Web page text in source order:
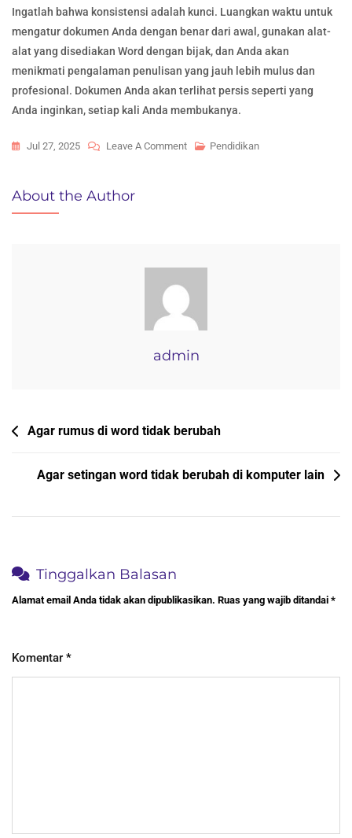
Ingatlah bahwa konsistensi adalah kunci. Luangkan waktu untuk
mengatur dokumen Anda dengan benar dari awal, gunakan alat-
alat yang disediakan Word dengan bijak, dan Anda akan
menikmati pengalaman penulisan yang jauh lebih mulus dan
profesional. Dokumen Anda akan terlihat persis seperti yang
Anda inginkan, setiap kali Anda membukanya.
Jul 27, 2025 Leave A CommentOn
Tidak
Berubah
Pendidikan
About the Author
admin
Navigasi
Agar rumus di word tidak berubah
Agar setingan word tidak berubah di komputer lain
Tinggalkan Balasan
Alamat email Anda tidak akan dipublikasikan. Ruas yang wajib ditandai *
Komentar *